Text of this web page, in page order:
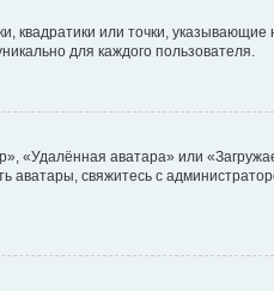
квадратики или точки, указывающие
для каждого пользователя.
«Удалённая аватара» или
аватары, свяжитесь с